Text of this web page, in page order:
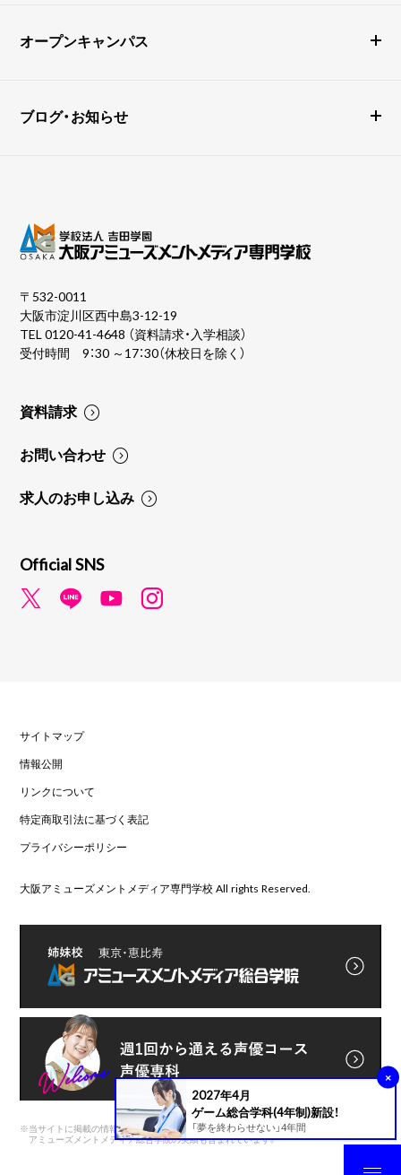
2027年4月
ゲーム総合学科(4年制)新設！
「夢を終わらせない」4年間
×
オープンキャンパス
ブログ・お知らせ
〒532-0011
大阪市淀川区西中島3-12-19
TEL0120-41-4648 （資料請求・入学相談）
受付時間 9：30 ～17：30（休校日を除く）
資料請求
お問い合わせ
求人のお申し込み
Official SNS
サイトマップ
情報公開
リンクについて
特定商取引法に基づく表記
プライバシーポリシー
大阪アミューズメントメディア専門学校 All rights Reserved.
※当サイトに掲載の情報は前身である
アミューズメントメディア総合学院の実績も含まれています。